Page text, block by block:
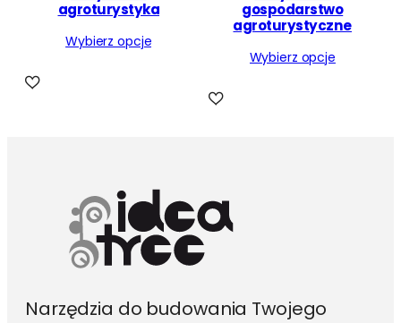
l
agroturystyka
Wybierz opcje
gospodarstwo
agroturystyczne
Wybierz opcje
Narzędzia do budowania Twojego